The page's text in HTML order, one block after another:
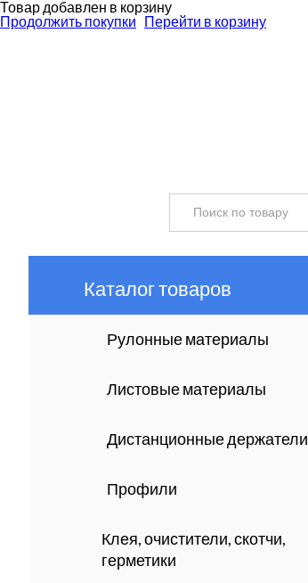
Товар добавлен в корзину
Продолжить покупки Перейти в корзину
Каталог товаров
Рулонные материалы
Листовые материалы
Дистанционные держатели
Профили
Клея, очистители, скотчи,
герметики